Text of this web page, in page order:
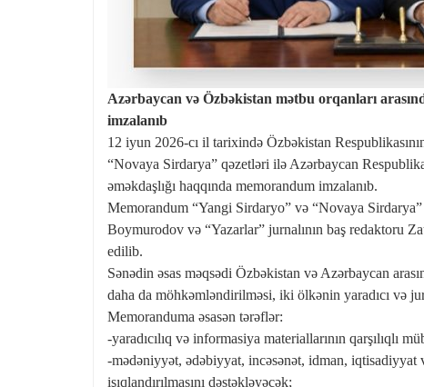
Azərbaycan və Özbəkistan mətbu orqanları
imzalanıb
12 iyun 2026-cı il tarixində Özbəkistan
“Novaya Sirdarya” qəzetləri ilə Azərbaycan
əməkdaşlığı haqqında memorandum imzalanıb.
Memorandum “Yangi Sirdaryo” və “Novaya
Boymurodov və “Yazarlar” jurnalının baş redaktoru
edilib.
Sənədin əsas məqsədi Özbəkistan və Azərbaycan
daha da möhkəmləndirilməsi, iki ölkənin yaradıcı və
Memoranduma əsasən tərəflər:
-yaradıcılıq və informasiya materiallarının qarşılıqlı
-mədəniyyət, ədəbiyyat, incəsənət, idman,
işıqlandırılmasını dəstəkləyəcək;